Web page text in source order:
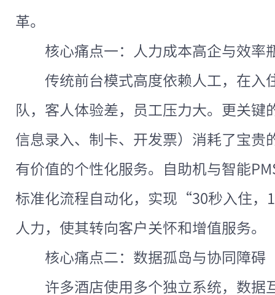
革。
核心痛点一：人力成本高企与效率
传统前台模式高度依赖人工，在入
队，客人体验差，员工压力大。更关键
信息录入、制卡、开发票）消耗了宝贵
有价值的个性化服务。自助机与智能
标准化流程自动化，实现“30秒入住，
人力，使其转向客户关怀和增值服务。
核心痛点二：数据孤岛与协同障碍
许多酒店使用多个独立系统，数据